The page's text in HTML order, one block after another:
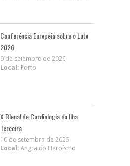
Conferência Europeia sobre o Luto
2026
9 de setembro de 2026
Local: Porto
X BIenal de Cardiologia da Ilha
Terceira
10 de setembro de 2026
Local: Angra do Heroísmo